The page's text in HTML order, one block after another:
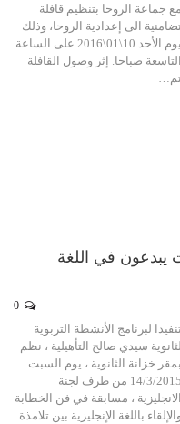
مع جماعة الروحا بتنظيم قافلة
تضامنية الى إعدادية الروحا، وذلك
يوم الأحد 10\01\2016 على الساعة
التاسعة صباحا. إثر وصول القافلة
تم…
يبدعون في اللغة
تنفيدا لبرنامج الأنشطة التربوية
لثانوية سيدي صالح التأهيلية ، نظم
بمقر خزانة الثانوية ، يوم السبت
14/3/2015 من طرف لجنة
الانجليزية ، مسابقة في فن الخطابة
باللغة الإنجليزية بين تلامذة